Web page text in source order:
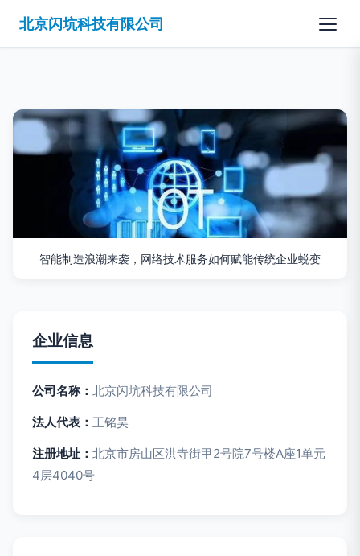
北京闪坑科技有限公司
智能制造浪潮来袭，网络技术服务如何赋能传统企业蜕变
企业信息
公司名称： 北京闪坑科技有限公司
法人代表： 王铭昊
注册地址： 北京市房山区洪寺街甲2号院7号楼A座1单元
4层4040号